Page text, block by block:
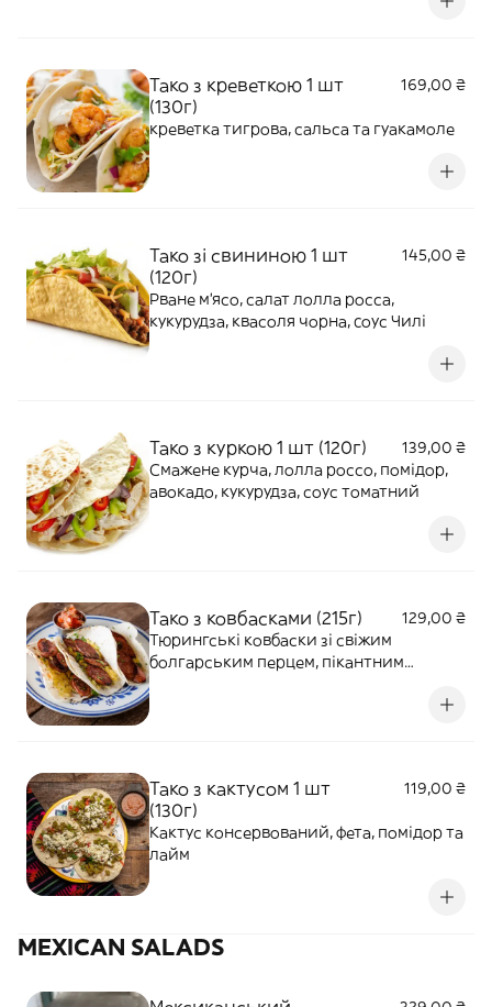
Тако з креветкою 1 шт
(130г)
169,00 ₴
креветка тигрова, сальса та гуакамоле
Тако зі свининою 1 шт
(120г)
145,00 ₴
Рване м'ясо, салат лолла росса,
кукурудза, квасоля чорна, cоус Чилі
Тако з куркою 1 шт (120г)
139,00 ₴
Смажене курча, лолла россо, помідор,
авокадо, кукурудза, соус томатний
Тако з ковбасками (215г)
129,00 ₴
Тюрингські ковбаски зі свіжим
болгарським перцем, пікантним
Тако з кактусом 1 шт
(130г)
119,00 ₴
Кактус консервований, фета, помідор та
лайм
MEXICAN SALADS